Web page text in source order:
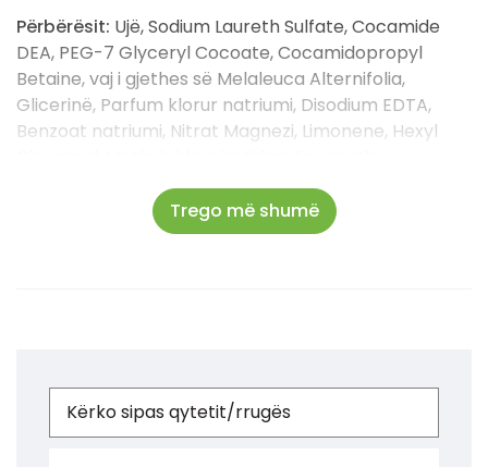
Përbërësit: Ujë, Sodium Laureth Sulfate, Cocamide
DEA, PEG-7 Glyceryl Cocoate, Cocamidopropyl
Betaine, vaj i gjethes së Melaleuca Alternifolia,
Glicerinë, Parfum klorur natriumi, Disodium EDTA,
Benzoat natriumi, Nitrat Magnezi, Limonene, Hexyl
Magnezi, Methylisothiazolinone.
Trego më shumë